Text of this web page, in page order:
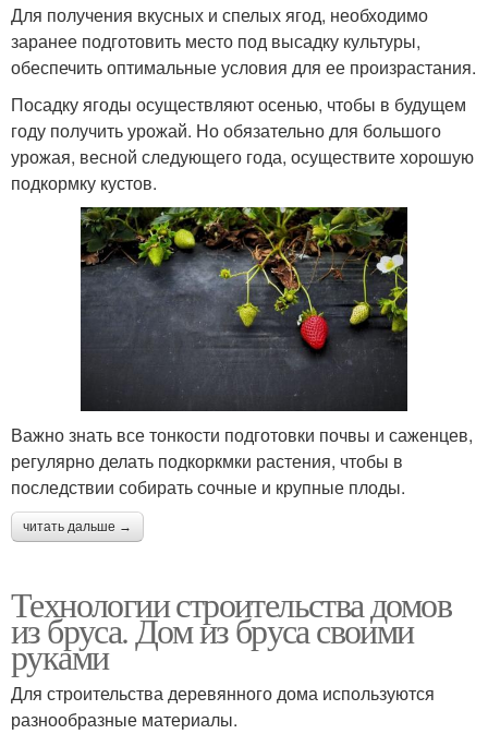
Для получения вкусных и спелых ягод, необходимо
заранее подготовить место под высадку культуры,
обеспечить оптимальные условия для ее произрастания.
Посадку ягоды осуществляют осенью, чтобы в будущем
году получить урожай. Но обязательно для большого
урожая, весной следующего года, осуществите хорошую
подкормку кустов.
Важно знать все тонкости подготовки почвы и саженцев,
регулярно делать подкоркмки растения, чтобы в
последствии собирать сочные и крупные плоды.
читать дальше →
Технологии строительства домов
из бруса. Дом из бруса своими
руками
Для строительства деревянного дома используются
разнообразные материалы.